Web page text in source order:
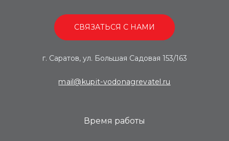
СВЯЗАТЬСЯ С НАМИ
г. Саратов, ул. Большая Садовая 153/163
mail@kupit-vodonagrevatel.ru
Время работы